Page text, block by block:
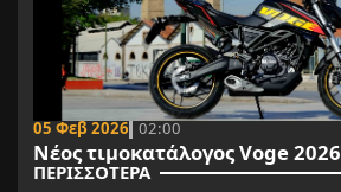
05 Φεβ 2026 02:00
Νέος τιμοκατάλογος Voge 2026
ΠΕΡΙΣΣΟΤΕΡΑ